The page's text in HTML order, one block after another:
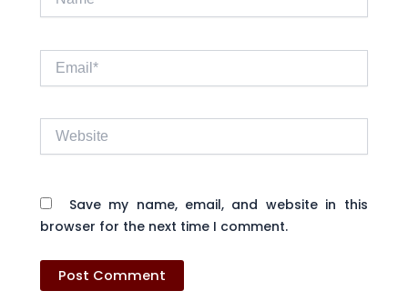
Email*
Website
Save my name, email, and website in this
browser for the next time I comment.